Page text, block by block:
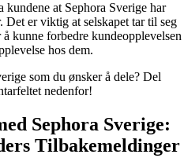
kundene at Sephora Sverige har
Det er viktig at selskapet tar til seg
kunne forbedre kundeopplevelsen
hos dem.
som du ønsker å dele? Del
nedenfor!
Sephora Sverige:
Tilbakemeldinger